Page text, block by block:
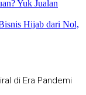
Yuk Jualan
Hijab dari Nol,
di Era Pandemi